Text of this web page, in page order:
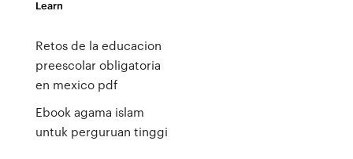
Learn
Retos de la educacion
preescolar obligatoria
en mexico pdf
Ebook agama islam
untuk perguruan tinggi